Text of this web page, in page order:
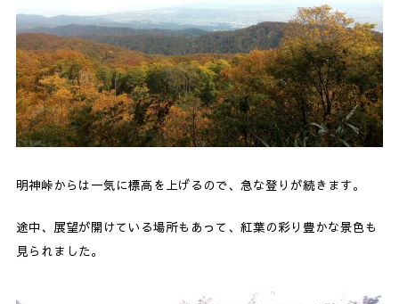
明神峠からは一気に標高を上げるので、急な登りが続きます。
途中、展望が開けている場所もあって、紅葉の彩り豊かな景色も
見られました。